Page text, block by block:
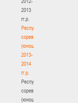
2013
гг.р.
Республиканские
соревнования
(юноши)
2013-
2014
гг.р.
Республиканские
соревнования
(юноши)